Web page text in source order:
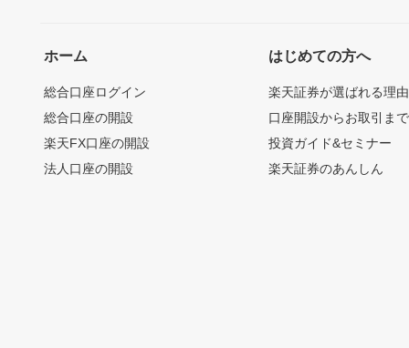
ホーム
総合口座ログイン
総合口座の開設
楽天FX口座の開設
法人口座の開設
はじめての方へ
楽天証券が選ばれる理由
口座開設からお取引ま
投資ガイド&セミナー
楽天証券のあんしん